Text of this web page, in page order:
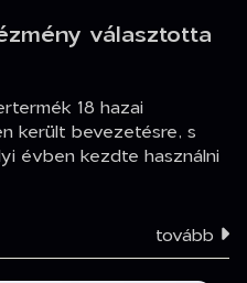
választotta
18 hazai
került bevezetésre, s
évben kezdte használni
tovább